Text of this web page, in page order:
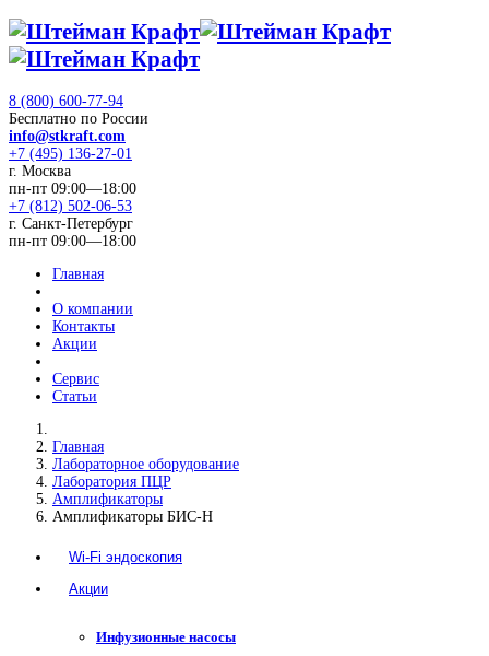
8 (800) 600-77-94
Бесплатно по России
info@stkraft.com
+7 (495) 136-27-01
г. Москва
пн-пт 09:00—18:00
+7 (812) 502-06-53
г. Санкт-Петербург
пн-пт 09:00—18:00
Главная
О компании
Контакты
Акции
Сервис
Статьи
Главная
Лабораторное оборудование
Лаборатория ПЦР
Амплификаторы
Амплификаторы БИС-Н
Wi-Fi эндоскопия
Акции
Инфузионные насосы